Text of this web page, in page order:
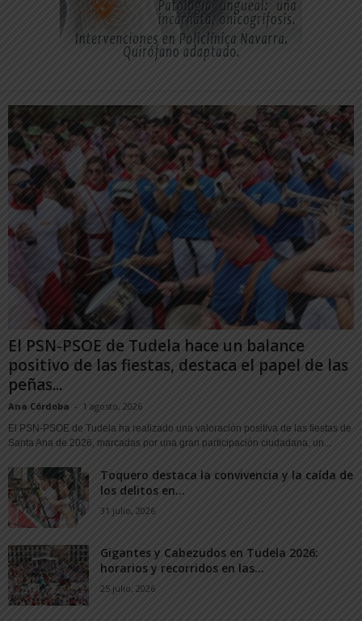
El PSN-PSOE de Tudela hace un balance
positivo de las fiestas, destaca el papel de las
peñas...
Ana Córdoba - 1 agosto, 2026
El PSN-PSOE de Tudela ha realizado una valoración positiva de las fiestas de
Santa Ana de 2026, marcadas por una gran participación ciudadana, un...
Toquero destaca la convivencia y la caída de
los delitos en...
31 julio, 2026
Gigantes y Cabezudos en Tudela 2026:
horarios y recorridos en las...
25 julio, 2026